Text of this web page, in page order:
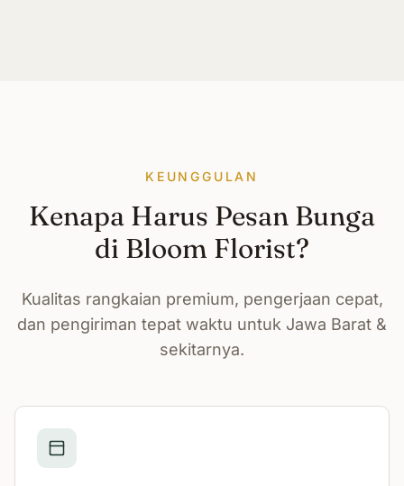
KEUNGGULAN
Kenapa Harus Pesan Bunga
di Bloom Florist?
Kualitas rangkaian premium, pengerjaan cepat,
dan pengiriman tepat waktu untuk Jawa Barat &
sekitarnya.